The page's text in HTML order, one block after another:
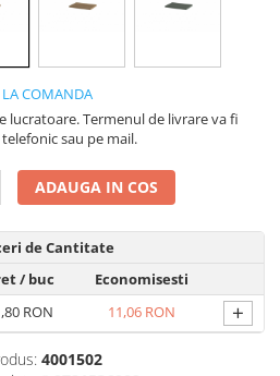
de
LA COMANDA
lucratoare. Termenul de livrare va fi
sau pe mail.
ADAUGA IN COS
de Cantitate
/ buc
Economisesti
RON 11,06 RON +
4001502